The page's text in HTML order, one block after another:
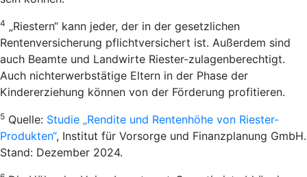
4 „Riestern“ kann jeder, der in der gesetzlichen
Rentenversicherung pflichtversichert ist. Außerdem sind
auch Beamte und Landwirte Riester-zulagenberechtigt.
Auch nichterwerbstätige Eltern in der Phase der
Kindererziehung können von der Förderung profitieren.
5 Quelle: Studie „Rendite und Rentenhöhe von Riester-
Produkten“, Institut für Vorsorge und Finanzplanung GmbH.
Stand: Dezember 2024.